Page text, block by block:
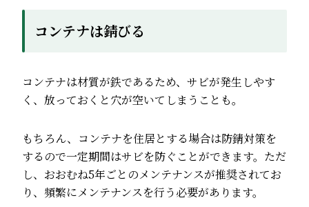
コンテナは錆びる
コンテナは材質が鉄であるため、サビが発生しやす
く、放っておくと穴が空いてしまうことも。
もちろん、コンテナを住居とする場合は防錆対策を
するので一定期間はサビを防ぐことができます。ただ
し、おおむね5年ごとのメンテナンスが推奨されてお
り、頻繁にメンテナンスを行う必要があります。